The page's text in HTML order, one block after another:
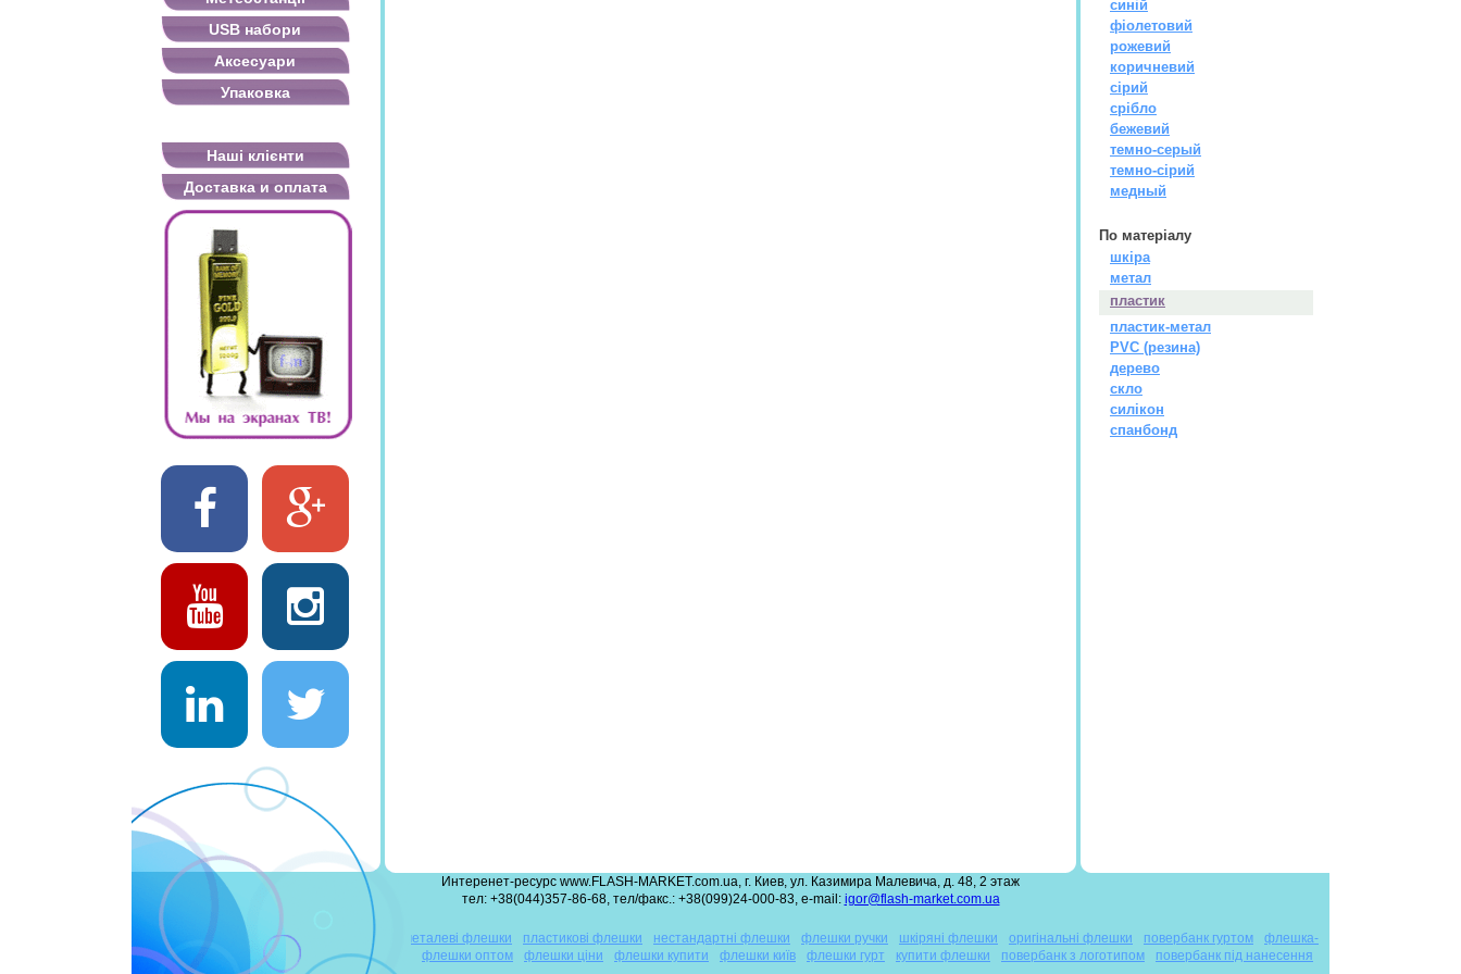
USB набори
Аксесуари
Упаковка
Наші клієнти
Доставка и оплата
синій
фіолетовий
рожевий
коричневий
сірий
срібло
бежевий
темно-серый
темно-сірий
медный
По матерiалу
шкіра
метал
пластик
пластик-метал
PVC (резина)
дерево
скло
силікон
спанбонд
Интеренет-ресурс www.FLASH-MARKET.com.ua, г. Киев, ул. Казимира Малевича, д. 48, 2 этаж
тел: +38(044)357-86-68, тел/факс.: +38(099)24-000-83, e-mail: igor@flash-market.com.ua
дерев'яні флешки сувенірні флешки металеві флешки пластикові флешки нестандартні флешки флешки ручки шкіряні флешки оригінальні флешки повербанк гуртом
флешка-
кредитна картка
флешки оптом флешки ціни флешки купити флешки київ флешки гурт купити флешки повербанк з логотипом повербанк під нанесення